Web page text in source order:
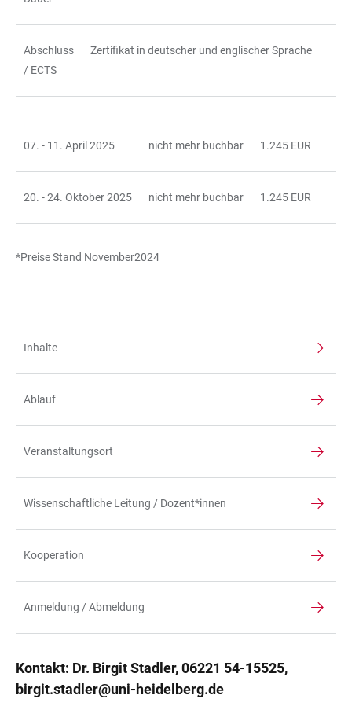
Abschluss
/ ECTS
Zertifikat in deutscher und englischer Sprache
07. - 11. April 2025 nicht mehr buchbar 1.245 EUR
20. - 24. Oktober 2025 nicht mehr buchbar 1.245 EUR
*Preise Stand November2024
Inhalte
Ablauf
Veranstaltungsort
Wissenschaftliche Leitung / Dozent*innen
Kooperation
Anmeldung / Abmeldung
Kontakt: Dr. Birgit Stadler, 06221 54-15525,
birgit.stadler@uni-heidelberg.de